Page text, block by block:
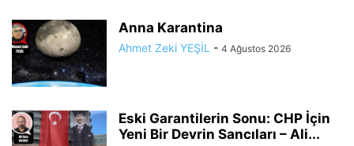
Anna Karantina
Ahmet Zeki YEŞİL - 4 Ağustos 2026
Eski Garantilerin Sonu: CHP İçin
Yeni Bir Devrin Sancıları – Ali...